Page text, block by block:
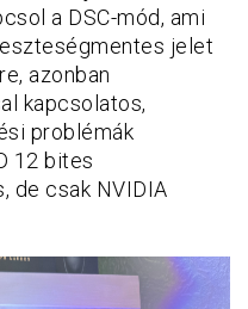
a DSC-mód, ami
jelet
azonban
kapcsolatos,
problémák
12 bites
de csak NVIDIA